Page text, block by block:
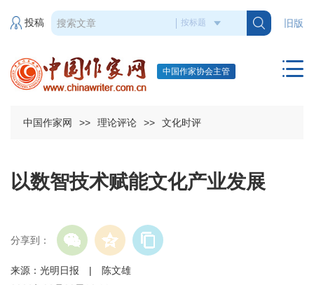
旧版
投稿
中国作家协会主管
中国作家网 >> 理论评论 >> 文化时评
以数智技术赋能文化产业发展
分享到：
来源：光明日报 | 陈文雄